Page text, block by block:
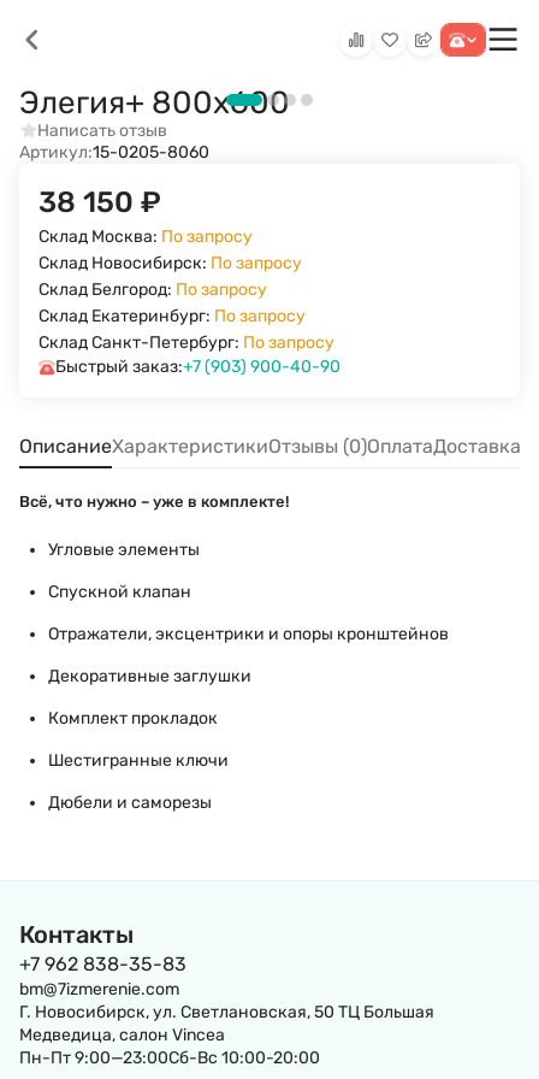
Элегия+ 800х600
Написать отзыв
Артикул:15-0205-8060
38 150 ₽
Склад Москва: По запросу
Склад Новосибирск: По запросу
Склад Белгород: По запросу
Склад Екатеринбург: По запросу
Склад Санкт-Петербург: По запросу
Быстрый заказ:+7 (903) 900-40-90
ОписаниеХарактеристикиОтзывы (0)ОплатаДоставка
Всё, что нужно – уже в комплекте!
Угловые элементы
Спускной клапан
Отражатели, эксцентрики и опоры кронштейнов
Декоративные заглушки
Комплект прокладок
Шестигранные ключи
Дюбели и саморезы
Контакты
+7 962 838-35-83
bm@7izmerenie.com
Г. Новосибирск, ул. Светлановская, 50 ТЦ Большая
Медведица, салон Vincea
Пн-Пт 9:00—23:00Сб-Вс 10:00-20:00